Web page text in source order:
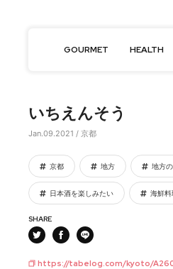
GOURMET HEALTH
いちえんそう
Jan.09.2021 / 京都
京都 地方 地方
日本酒を楽しみたい 海鮮料
SHARE
https://tabelog.com/kyoto/